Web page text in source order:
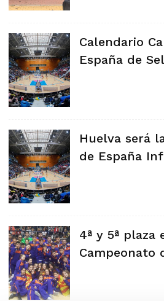
Calendario
España de
Huelva será
de España
4ª y 5ª plaza
Campeonato